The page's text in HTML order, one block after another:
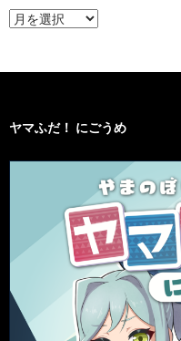
ア
ー
ヤマふだ！ にごうめ